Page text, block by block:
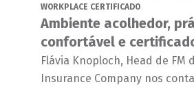
WORKPLACE CERTIFICADO
Ambiente acolhedor,
confortável e
Flávia Knoploch, Head de FM
Insurance Company nos